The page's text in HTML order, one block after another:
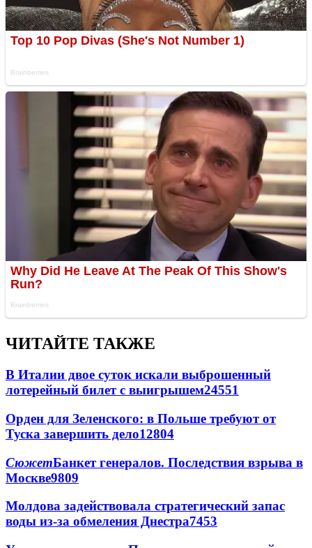
ЧИТАЙТЕ ТАКЖЕ
В Италии двое суток искали выброшенный
лотерейный билет с выигрышем24551
Орден для Зеленского: в Польше требуют от
Туска завершить дело12804
СюжетБанкет генералов. Последствия взрыва в
Москве9809
Молдова задействовала стратегический запас
воды из-за обмеления Днестра7453